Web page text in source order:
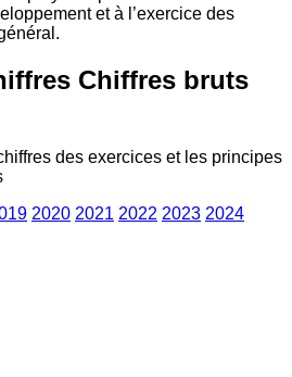
et à l’exercice des
Chiffres bruts
des exercices et les principes
2020 2021 2022 2023 2024